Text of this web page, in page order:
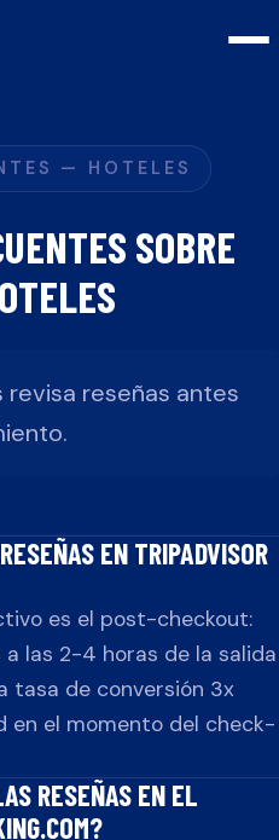
— HOTELES
SOBRE
revisa reseñas antes
EN TRIPADVISOR
es el post-checkout:
las 2-4 horas de la salida
tasa de conversión 3x
en el momento del check-
RESEÑAS EN EL